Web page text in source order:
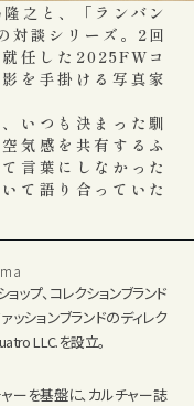
之と、「ランバン
対談シリーズ。2回
任した2025FWコ
を手掛ける写真家
いつも決まった馴
気感を共有するふ
言葉にしなかった
て語り合っていた
ップ、コレクションブランド
ッションブランドのディレク
LLC.を設立。
ーを基盤に、カルチャー誌